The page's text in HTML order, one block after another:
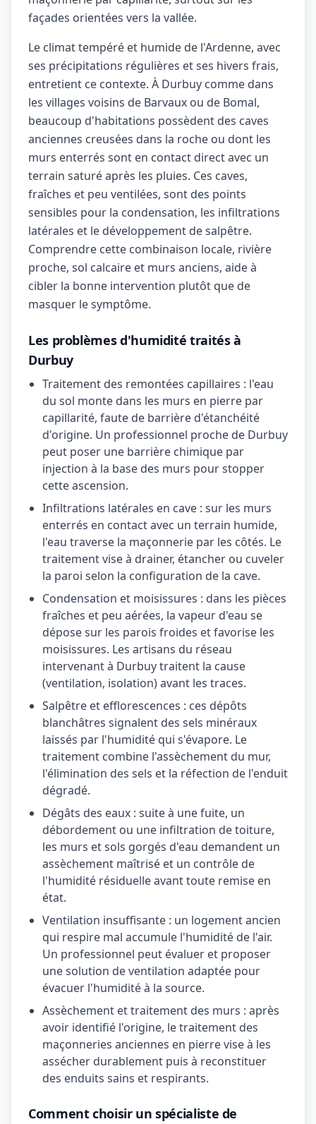
façades orientées vers la vallée.
Le climat tempéré et humide de l'Ardenne, avec
ses précipitations régulières et ses hivers frais,
entretient ce contexte. À Durbuy comme dans
les villages voisins de Barvaux ou de Bomal,
beaucoup d'habitations possèdent des caves
anciennes creusées dans la roche ou dont les
murs enterrés sont en contact direct avec un
terrain saturé après les pluies. Ces caves,
fraîches et peu ventilées, sont des points
sensibles pour la condensation, les infiltrations
latérales et le développement de salpêtre.
Comprendre cette combinaison locale, rivière
proche, sol calcaire et murs anciens, aide à
cibler la bonne intervention plutôt que de
masquer le symptôme.
Les problèmes d'humidité traités à
Durbuy
Traitement des remontées capillaires : l'eau
du sol monte dans les murs en pierre par
capillarité, faute de barrière d'étanchéité
d'origine. Un professionnel proche de Durbuy
peut poser une barrière chimique par
injection à la base des murs pour stopper
cette ascension.
Infiltrations latérales en cave : sur les murs
enterrés en contact avec un terrain humide,
l'eau traverse la maçonnerie par les côtés. Le
traitement vise à drainer, étancher ou cuveler
la paroi selon la configuration de la cave.
Condensation et moisissures : dans les pièces
fraîches et peu aérées, la vapeur d'eau se
dépose sur les parois froides et favorise les
moisissures. Les artisans du réseau
intervenant à Durbuy traitent la cause
(ventilation, isolation) avant les traces.
Salpêtre et efflorescences : ces dépôts
blanchâtres signalent des sels minéraux
laissés par l'humidité qui s'évapore. Le
traitement combine l'assèchement du mur,
l'élimination des sels et la réfection de l'enduit
dégradé.
Dégâts des eaux : suite à une fuite, un
débordement ou une infiltration de toiture,
les murs et sols gorgés d'eau demandent un
assèchement maîtrisé et un contrôle de
l'humidité résiduelle avant toute remise en
état.
Ventilation insuffisante : un logement ancien
qui respire mal accumule l'humidité de l'air.
Un professionnel peut évaluer et proposer
une solution de ventilation adaptée pour
évacuer l'humidité à la source.
Assèchement et traitement des murs : après
avoir identifié l'origine, le traitement des
maçonneries anciennes en pierre vise à les
assécher durablement puis à reconstituer
des enduits sains et respirants.
Comment choisir un spécialiste de